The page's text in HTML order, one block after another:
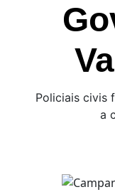
Policiais civis
a